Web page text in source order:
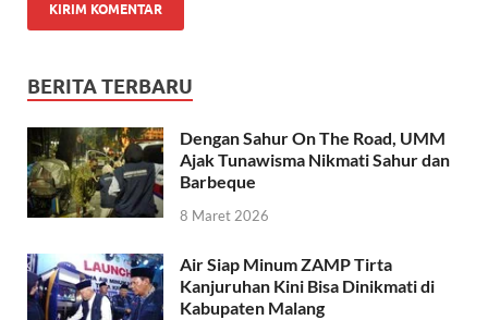
BERITA TERBARU
Dengan Sahur On The Road, UMM
Ajak Tunawisma Nikmati Sahur dan
Barbeque
8 Maret 2026
Air Siap Minum ZAMP Tirta
Kanjuruhan Kini Bisa Dinikmati di
Kabupaten Malang